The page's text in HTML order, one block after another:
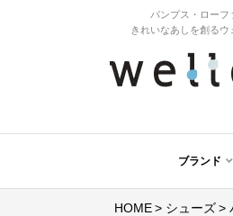
パンプス・ローフ
きれいなあしを創るウ
ブランド
HOME シューズ